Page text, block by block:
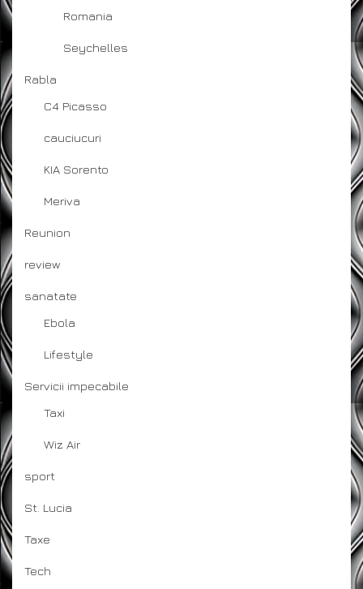
Romania
Seychelles
Rabla
C4 Picasso
cauciucuri
KIA Sorento
Meriva
Reunion
review
sanatate
Ebola
Lifestyle
Servicii impecabile
Taxi
Wiz Air
sport
St. Lucia
Taxe
Tech